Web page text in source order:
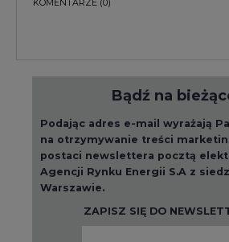
Podając adres e-mail wyrażają
na otrzymywanie treści
postaci newslettera pocztą
Agencji Rynku Energii S.A z
Warszawie.
ZAPISZ SIĘ DO